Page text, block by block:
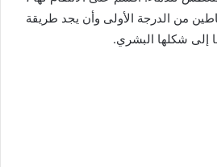
من الدرجة الأولى وأن يجد طريقة
إلى شكلها البشري.